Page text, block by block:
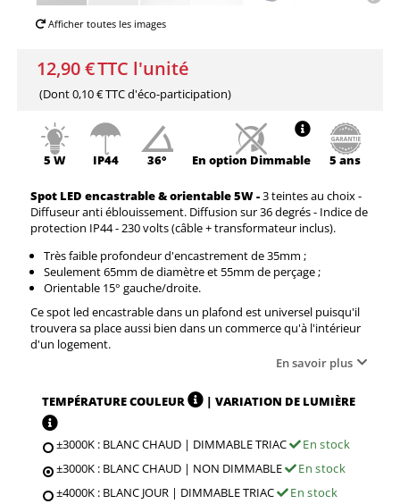
Afficher toutes les images
12,90 €TTC l'unité
(Dont0,10 € TTCd'éco-participation)
5 W IP44 36° En option Dimmable 5 ans
Spot LED encastrable & orientable 5W -3 teintes au choix -
Diffuseur anti éblouissement. Diffusion sur 36 degrés - Indice de
protection IP44 - 230 volts (câble + transformateur inclus).
Très faible profondeur d'encastrement de 35mm ;
Seulement 65mm de diamètre et 55mm de perçage ;
Orientable 15° gauche/droite.
Ce spot led encastrable dans un plafond est universel puisqu'il
trouvera sa place aussi bien dans un commerce qu'à l'intérieur
d'un logement.
En savoir plus
TEMPÉRATURE COULEUR | VARIATION DE LUMIÈRE
±3000K : BLANC CHAUD | DIMMABLE TRIAC
En stock
±3000K : BLANC CHAUD | NON DIMMABLE
En stock
±4000K : BLANC JOUR | DIMMABLE TRIAC
En stock